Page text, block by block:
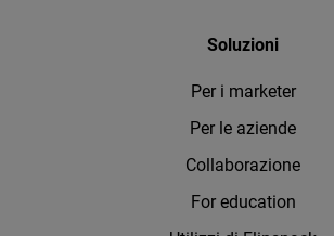
Soluzioni
Per i marketer
Per le aziende
Collaborazione
For education